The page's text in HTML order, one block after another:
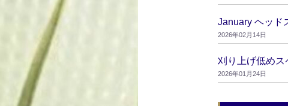
January ヘッド
2026年02月14日
刈り上げ低めス
2026年01月24日